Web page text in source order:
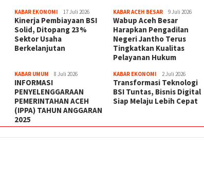
KABAR EKONOMI 17 Juli 2026
Kinerja Pembiayaan BSI
Solid, Ditopang 23%
Sektor Usaha
Berkelanjutan
KABAR ACEH BESAR 9 Juli 2026
Wabup Aceh Besar
Harapkan Pengadilan
Negeri Jantho Terus
Tingkatkan Kualitas
Pelayanan Hukum
KABAR UMUM 8 Juli 2026
INFORMASI
PENYELENGGARAAN
PEMERINTAHAN ACEH
(IPPA) TAHUN ANGGARAN
2025
KABAR EKONOMI 2 Juli 2026
Transformasi Teknologi
BSI Tuntas, Bisnis Digital
Siap Melaju Lebih Cepat